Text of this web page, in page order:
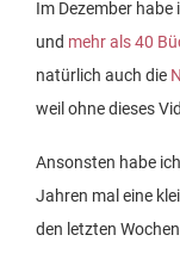
Im Dezember habe
und mehr als 40
natürlich auch die
weil ohne dieses
Ansonsten habe
Jahren mal eine
den letzten